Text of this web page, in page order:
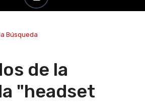
Búsqueda
de la
"headset